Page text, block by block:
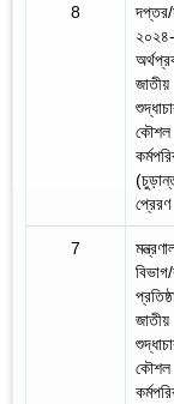
8
দপ্তর/
জাতীয়
কৌশল
প্রেরণ
7
বিভাগ/
জাতীয়
কৌশল